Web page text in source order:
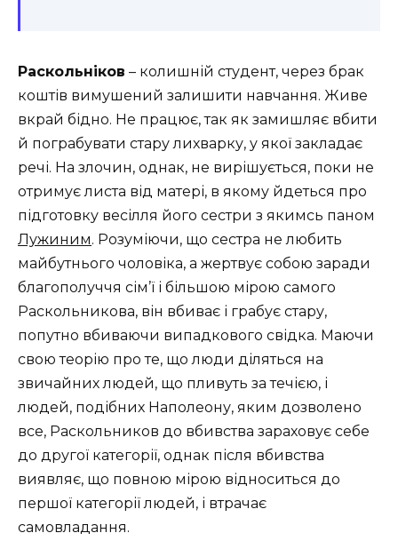
Раскольніков – колишній студент, через брак
коштів вимушений залишити навчання. Живе
вкрай бідно. Не працює, так як замишляє вбити
й пограбувати стару лихварку, у якої закладає
речі. На злочин, однак, не вирішується, поки не
отримує листа від матері, в якому йдеться про
підготовку весілля його сестри з якимсь паном
Лужиним. Розуміючи, що сестра не любить
майбутнього чоловіка, а жертвує собою заради
благополуччя сім’ї і більшою мірою самого
Раскольникова, він вбиває і грабує стару,
попутно вбиваючи випадкового свідка. Маючи
свою теорію про те, що люди діляться на
звичайних людей, що пливуть за течією, і
людей, подібних Наполеону, яким дозволено
все, Раскольников до вбивства зараховує себе
до другої категорії, однак після вбивства
виявляє, що повною мірою відноситься до
першої категорії людей, і втрачає
самовладання.